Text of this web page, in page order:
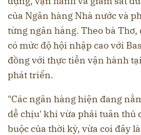
của Ngân hàng Nhà nước và
từng ngân hàng. Theo bà Thơ,
có mức độ hội nhập cao với
đồng với thực tiễn vận hành
phát triển.
"Các ngân hàng hiện đang
dễ chịu' khi vừa phải tuân thủ
buộc của thời kỳ, vừa coi đây